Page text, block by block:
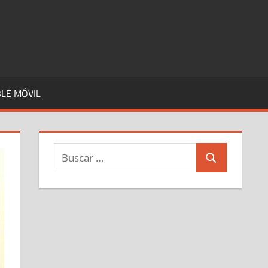
MÓVIL
Buscar:
Buscar